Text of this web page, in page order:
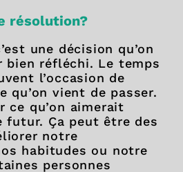
résolution?
une décision qu’on
bien réfléchi. Le temps
l’occasion de
qu’on vient de passer.
ce qu’on aimerait
futur. Ça peut être des
notre
habitudes ou notre
personnes